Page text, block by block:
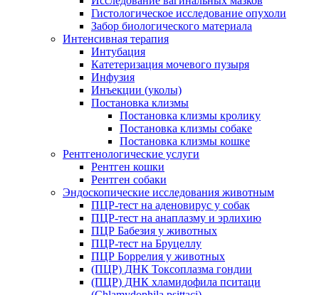
Гистологическое исследование опухоли
Забор биологического материала
Интенсивная терапия
Интубация
Катетеризация мочевого пузыря
Инфузия
Инъекции (уколы)
Постановка клизмы
Постановка клизмы кролику
Постановка клизмы собаке
Постановка клизмы кошке
Рентгенологические услуги
Рентген кошки
Рентген собаки
Эндоскопические исследования животным
ПЦР-тест на аденовирус у собак
ПЦР-тест на анаплазму и эрлихию
ПЦР Бабезия у животных
ПЦР-тест на Бруцеллу
ПЦР Боррелия у животных
(ПЦР) ДНК Токсоплазма гондии
(ПЦР) ДНК хламидофила пситаци